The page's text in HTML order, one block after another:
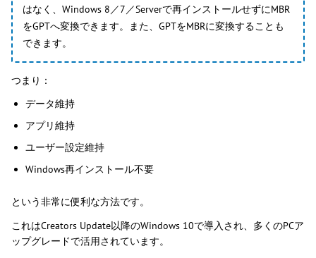
はなく、Windows 8／7／Serverで再インストールせずにMBR
をGPTへ変換できます。また、GPTをMBRに変換することも
できます。
つまり：
データ維持
アプリ維持
ユーザー設定維持
Windows再インストール不要
という非常に便利な方法です。
これはCreators Update以降のWindows 10で導入され、多くのPCア
ップグレードで活用されています。